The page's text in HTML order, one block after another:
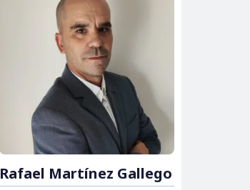
Rafael Martínez Gallego